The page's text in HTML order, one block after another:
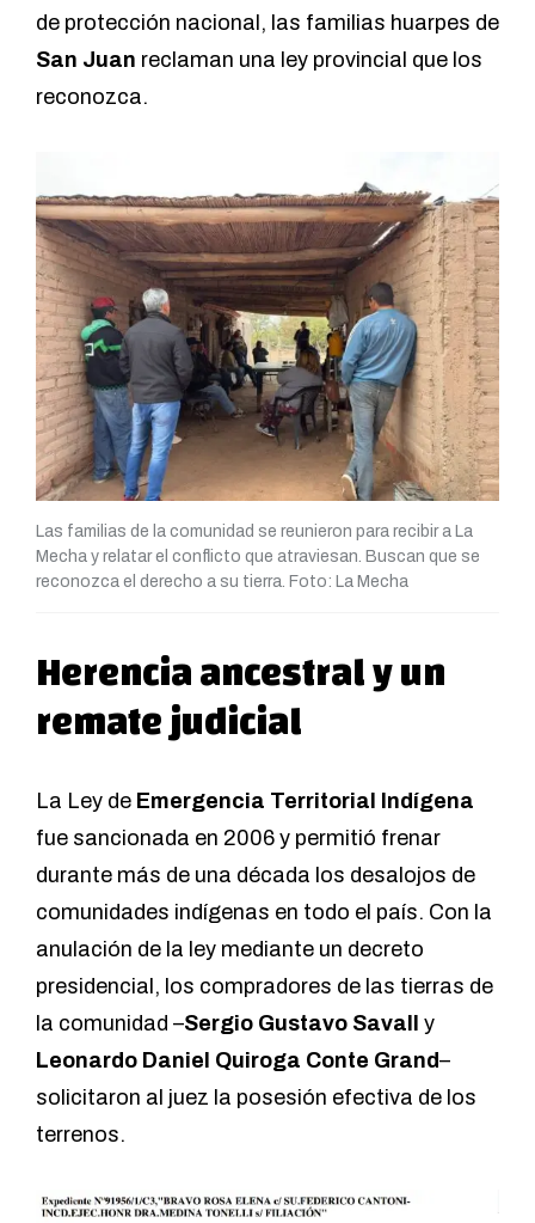
de protección nacional, las familias huarpes de
San Juan reclaman una ley provincial que los
reconozca.
Las familias de la comunidad se reunieron para recibir a La
Mecha y relatar el conflicto que atraviesan. Buscan que se
reconozca el derecho a su tierra. Foto: La Mecha
Herencia ancestral y un
remate judicial
La Ley de Emergencia Territorial Indígena
fue sancionada en 2006 y permitió frenar
durante más de una década los desalojos de
comunidades indígenas en todo el país. Con la
anulación de la ley mediante un decreto
presidencial, los compradores de las tierras de
la comunidad –Sergio Gustavo Savall y
Leonardo Daniel Quiroga Conte Grand–
solicitaron al juez la posesión efectiva de los
terrenos.